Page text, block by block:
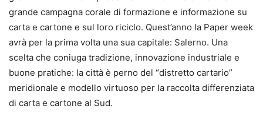
grande campagna corale di formazione e informazione su
carta e cartone e sul loro riciclo. Quest’anno la Paper week
avrà per la prima volta una sua capitale: Salerno. Una
scelta che coniuga tradizione, innovazione industriale e
buone pratiche: la città è perno del “distretto cartario”
meridionale e modello virtuoso per la raccolta differenziata
di carta e cartone al Sud.